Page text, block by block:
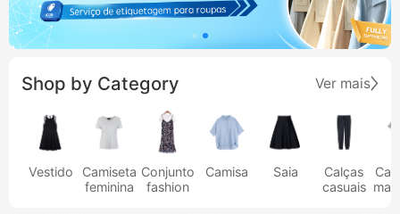
Shop by Category Ver mais
Vestido
Camiseta
feminina
Conjunto
fashion
Camisa Saia
Calças
casuais